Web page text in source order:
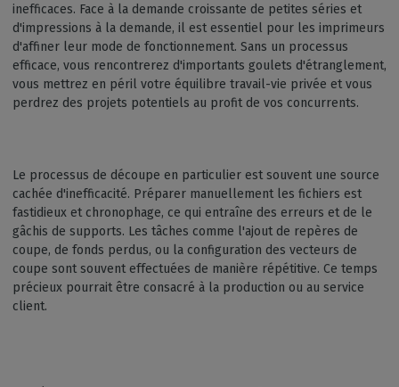
inefficaces. Face à la demande croissante de petites séries et
d'impressions à la demande, il est essentiel pour les imprimeurs
d'affiner leur mode de fonctionnement. Sans un processus
efficace, vous rencontrerez d'importants goulets d'étranglement,
vous mettrez en péril votre équilibre travail-vie privée et vous
perdrez des projets potentiels au profit de vos concurrents.
Le processus de découpe en particulier est souvent une source
cachée d'inefficacité. Préparer manuellement les fichiers est
fastidieux et chronophage, ce qui entraîne des erreurs et de le
gâchis de supports. Les tâches comme l'ajout de repères de
coupe, de fonds perdus, ou la configuration des vecteurs de
coupe sont souvent effectuées de manière répétitive. Ce temps
précieux pourrait être consacré à la production ou au service
client.